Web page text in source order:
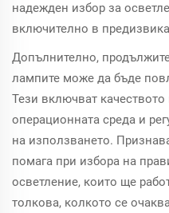
надежден избор за
включително в
Допълнително,
лампите може да бъде
Тези включват
операционната среда и
на използването.
помага при избора на
осветление, които ще
толкова, колкото се